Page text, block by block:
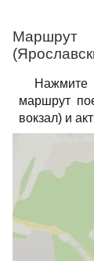
Маршрут
маршрут
вокзал) и